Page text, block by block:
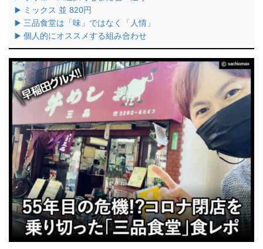
▶️ ミックス 並 820円
▶️ 三品食堂は「味」ではなく「人情」
▶️ 個人的にオススメする組み合わせ